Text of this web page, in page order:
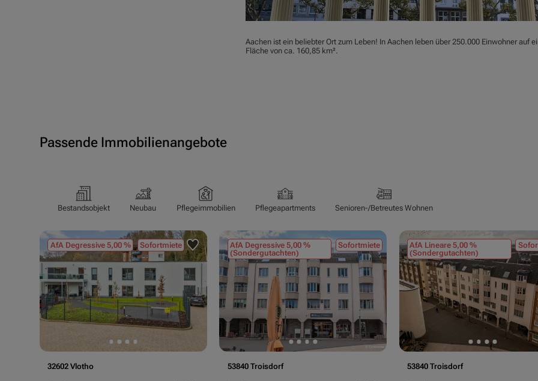
Aachen ist ein beliebter Ort zum Leben! In Aachen leben über 250.000 Einwohner auf
Fläche von ca. 160,85 km².
Passende Immobilienangebote
Bestandsobjekt Neubau Pflegeimmobilien Pflegeapartments Senioren-/Betreutes Wohnen
AfA Degressive 5,00 % Sofortmiete
32602 Vlotho
AfA Degressive 5,00 %
(Sondergutachten)
Sofortmiete
53840 Troisdorf
AfA Lineare 5,00 %
(Sondergutachten)
53840 Troisdorf